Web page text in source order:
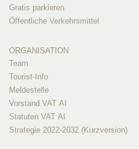
Gratis parkieren
Öffentliche Verkehrsmittel
ORGANISATION
Team
Tourist-Info
Meldestelle
Vorstand VAT AI
Statuten VAT AI
Strategie 2022-2032 (Kurzversion)